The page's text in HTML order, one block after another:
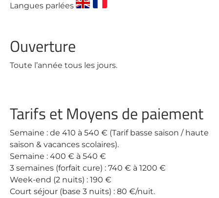
Langues parlées
Ouverture
Toute l’année tous les jours.
Tarifs et Moyens de paiement
Semaine : de 410 à 540 € (Tarif basse saison / haute
saison & vacances scolaires).
Semaine : 400 € à 540 €
3 semaines (forfait cure) : 740 € à 1200 €
Week-end (2 nuits) : 190 €
Court séjour (base 3 nuits) : 80 €/nuit.